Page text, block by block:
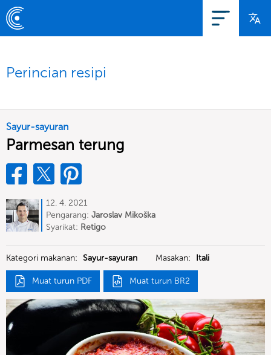
Perincian resipi
Sayur-sayuran
Parmesan terung
12. 4. 2021
Pengarang: Jaroslav Mikoška
Syarikat: Retigo
Kategori makanan: Sayur-sayuran Masakan: Itali
Muat turun PDF Muat turun BR2